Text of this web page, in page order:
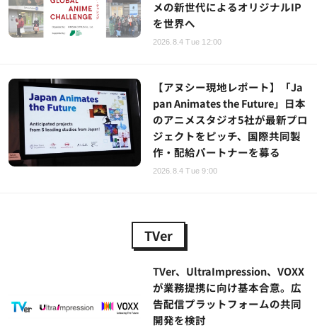
メの新世代によるオリジナルIP
を世界へ
2026.8.4 Tue 12:00
【アヌシー現地レポート】「Ja
pan Animates the Future」日本
のアニメスタジオ5社が最新プロ
ジェクトをピッチ、国際共同製
作・配給パートナーを募る
2026.8.4 Tue 9:00
TVer
TVer、UltraImpression、VOXX
が業務提携に向け基本合意。広
告配信プラットフォームの共同
開発を検討